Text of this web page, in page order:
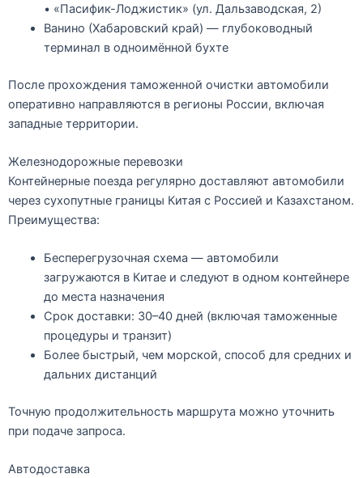
• «Пасифик-Лоджистик» (ул. Дальзаводская, 2)
Ванино (Хабаровский край) — глубоководный
терминал в одноимённой бухте
После прохождения таможенной очистки автомобили
оперативно направляются в регионы России, включая
западные территории.
Железнодорожные перевозки
Контейнерные поезда регулярно доставляют автомобили
через сухопутные границы Китая с Россией и Казахстаном.
Преимущества:
Бесперегрузочная схема — автомобили
загружаются в Китае и следуют в одном контейнере
до места назначения
Срок доставки: 30–40 дней (включая таможенные
процедуры и транзит)
Более быстрый, чем морской, способ для средних и
дальних дистанций
Точную продолжительность маршрута можно уточнить
при подаче запроса.
Автодоставка